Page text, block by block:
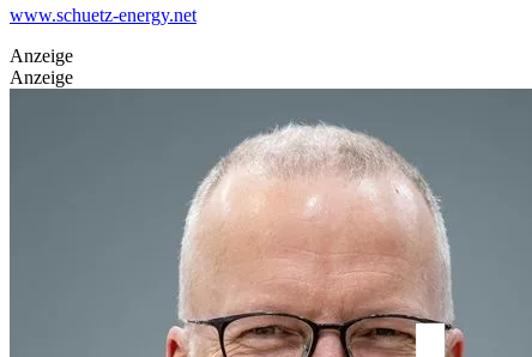
www.schuetz-energy.net
Anzeige
Anzeige